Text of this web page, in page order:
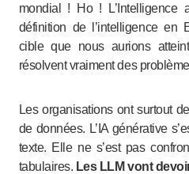
mondial ! Ho ! L’Intelligence
définition de l’intelligence en
cible que nous aurions
résolvent vraiment des
Les organisations ont surtout
de données. L’IA générative
texte. Elle ne s’est pas
tabulaires. Les LLM vont